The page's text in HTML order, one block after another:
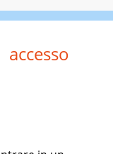
accesso